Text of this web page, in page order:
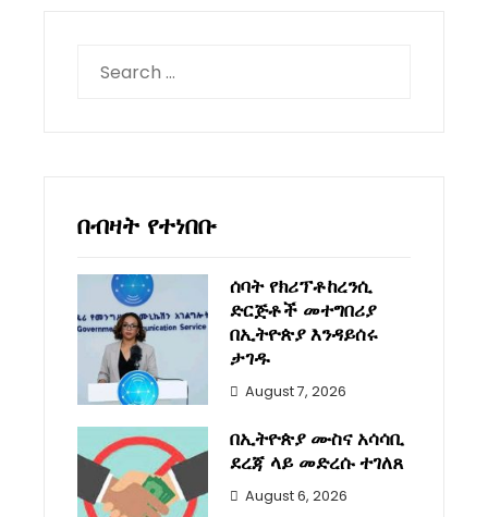
for:
በብዛት የተነበቡ
ሰባት የክሪፕቶከረንሲ
ድርጅቶች መተግበሪያ
በኢትዮጵያ እንዳይሰሩ
ታገዱ
August 7, 2026
በኢትዮጵያ ሙስና አሳሳቢ
ደረጃ ላይ መድረሱ ተገለጸ
August 6, 2026